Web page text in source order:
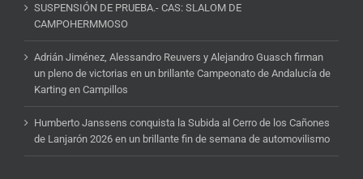
SUSPENSIÓN DE PRUEBA.- CAS: SLALOM DE
CAMPOHERMMOSO
Adrián Jiménez, Alessandro Reuvers y Alejandro Guasch firman
un pleno de victorias en un brillante Campeonato de Andalucía de
Karting en Campillos
Humberto Janssens conquista la Subida al Cerro de los Cañones
de Lanjarón 2026 en un brillante fin de semana de automovilismo